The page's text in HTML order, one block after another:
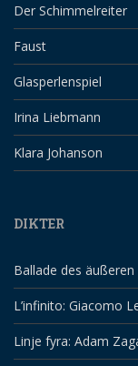
Der Schimmelreiter
Faust
Glasperlenspiel
Irina Liebmann
Klara Johanson
DIKTER
Ballade des
L’infinito: Giacomo
Linje fyra: Adam